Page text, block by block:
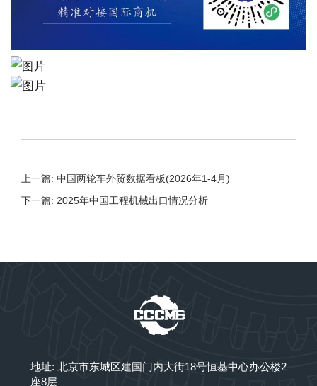
上一篇: 中国两轮车外贸数据看板(2026年1-4月)
下一篇: 2025年中国工程机械出口情况分析
地址: 北京市东城区建国门内大街18号恒基中心办公楼2
座8层